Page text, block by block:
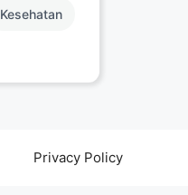
Kesehatan
Privacy Policy